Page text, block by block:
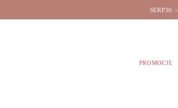
SERP30:
PROMOCJE